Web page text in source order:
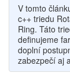
V tomto
c++ triedu
Ring. Táto
definujeme
doplní
zabezpečí aj